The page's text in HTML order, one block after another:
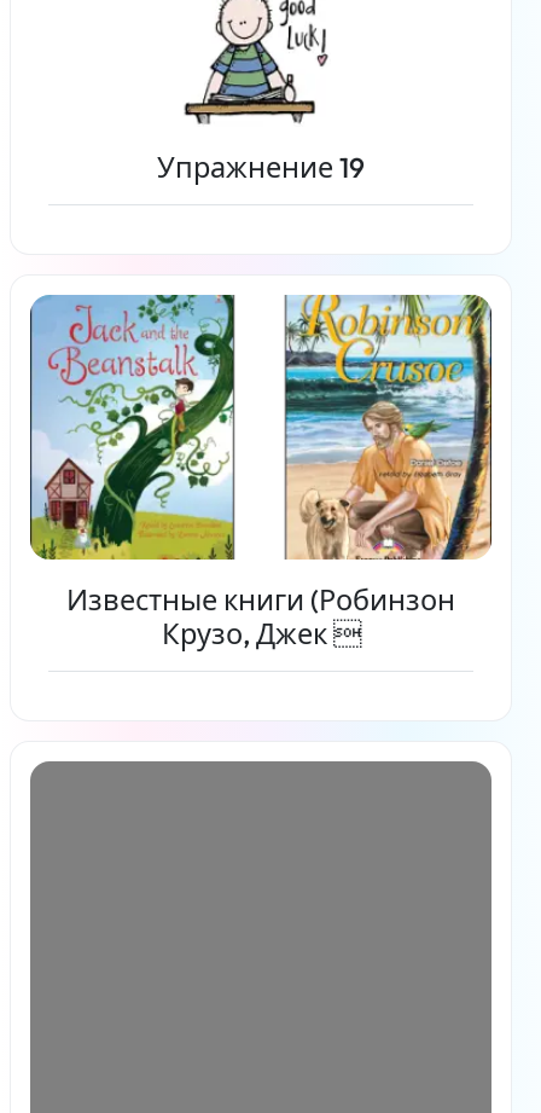
Упражнение 19
Читать дальше
Известные книги (Робинзон
Крузо, Джек 
Читать дальше